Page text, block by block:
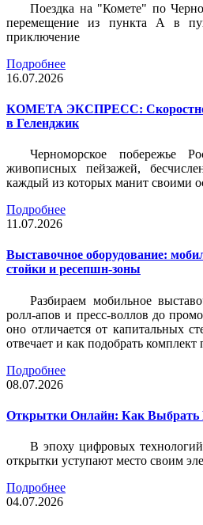
Поездка на "Комете" по
перемещение из пункта А в
приключение
Подробнее
16.07.2026
КОМЕТА ЭКСПРЕСС:
в Геленджик
Черноморское побережье
живописных пейзажей,
каждый из которых манит своими
Подробнее
11.07.2026
Выставочное оборудование:
стойки и ресепшн-зоны
Разбираем мобильное
ролл-апов и пресс-воллов до
оно отличается от капитальных
отвечает и как подобрать
Подробнее
08.07.2026
Открытки Онлайн: Как Выбрать
В эпоху цифровых
открытки уступают место своим
Подробнее
04.07.2026